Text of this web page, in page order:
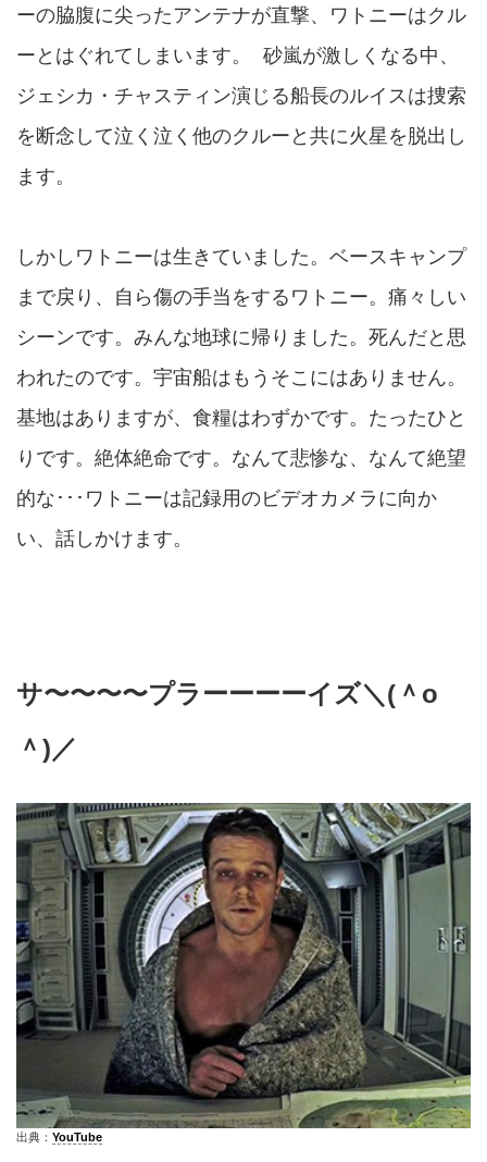
ーの脇腹に尖ったアンテナが直撃、ワトニーはクル
ーとはぐれてしまいます。 砂嵐が激しくなる中、
ジェシカ・チャスティン演じる船長のルイスは捜索
を断念して泣く泣く他のクルーと共に火星を脱出し
ます。
しかしワトニーは生きていました。ベースキャンプ
まで戻り、自ら傷の手当をするワトニー。痛々しい
シーンです。みんな地球に帰りました。死んだと思
われたのです。宇宙船はもうそこにはありません。
基地はありますが、食糧はわずかです。たったひと
りです。絶体絶命です。なんて悲惨な、なんて絶望
的な･･･ワトニーは記録用のビデオカメラに向か
い、話しかけます。
サ〜〜〜〜プラーーーーイズ＼(＾o
＾)／
出典： YouTube